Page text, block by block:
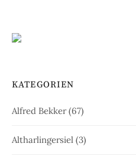
KATEGORIEN
Alfred Bekker(67)
Altharlingersiel (3)